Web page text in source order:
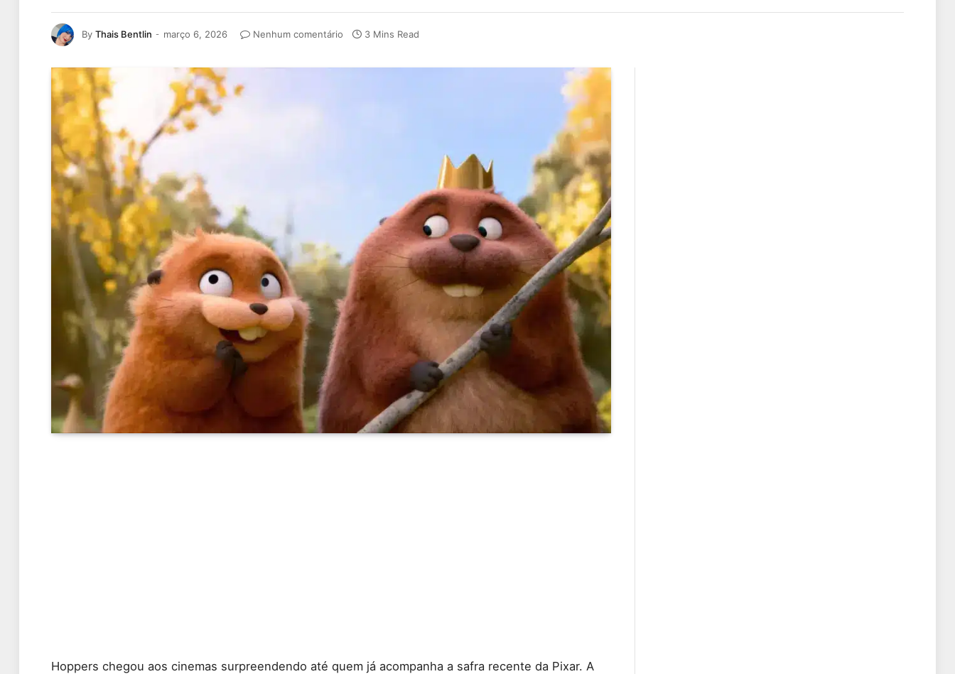
By Thais Bentlin março 6, 2026 Nenhum comentário 3 Mins Read
Hoppers chegou aos cinemas surpreendendo até quem já acompanha a safra recente da Pixar. A